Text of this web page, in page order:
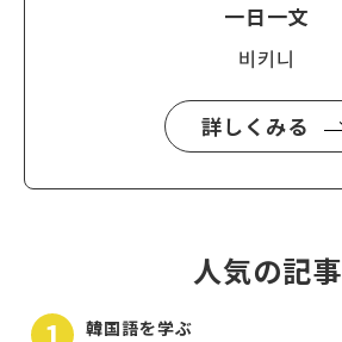
一日一文
비키니
詳しくみる
人気の記事
韓国語を学ぶ